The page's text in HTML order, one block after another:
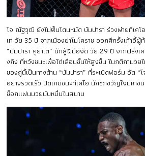
โจ ณัฐวุฒิ ยังไม่ฟื้นโดนหมัด บัมปารา ร่วงพ่ายทีเค
เท่ วัย 35 ปี จากเมืองย่าโมโคราช ออกศึกรั้งเก้าอี้
“บัมปารา คูยาเต” นักสู้ฝีมือจัด วัย 29 ปี จากฝรั่งเ
งกิง ที่หวังชนะเพื่อไต่เลื่อนชั้นให้สูงขึ้น ในกติกามวย
ของคู่นี้เป็นทางด้าน “บัมปารา” ที่ระเบิดฟอร์ม อัด
อย่างรวดเร็ว ปิดเกมชนะทีเคโอ นักชกขวัญใจมหา
ช็อกแฟนมวยนับหมื่นในสนาม